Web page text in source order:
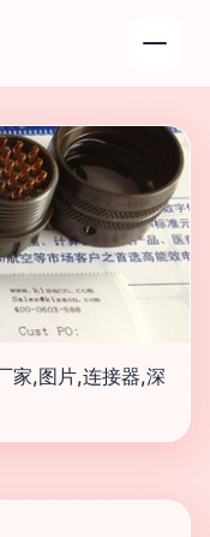
家,图片,连接器,深